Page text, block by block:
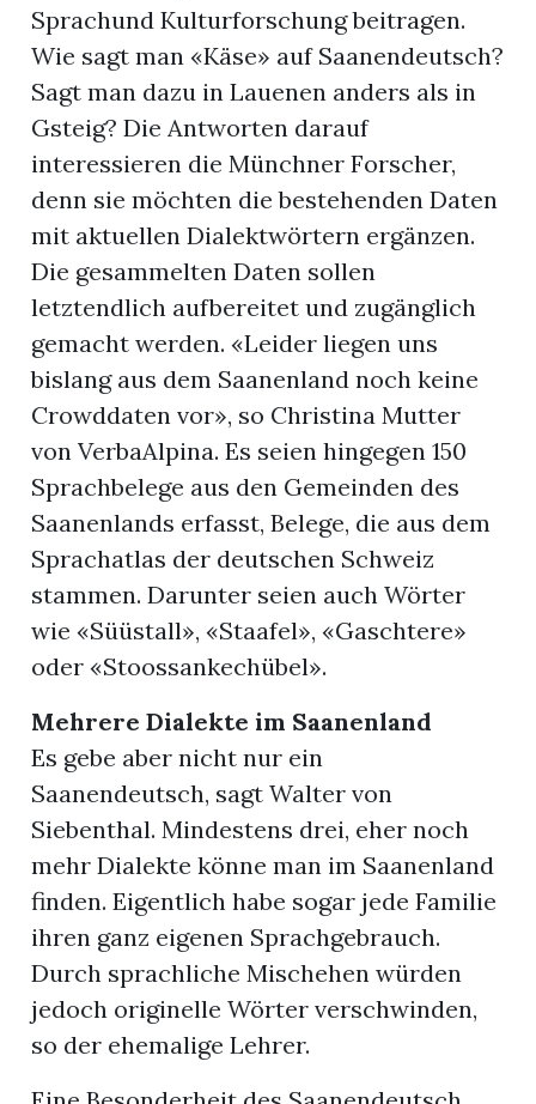
Sprachund Kulturforschung beitragen.
Wie sagt man «Käse» auf Saanendeutsch?
Sagt man dazu in Lauenen anders als in
Gsteig? Die Antworten darauf
interessieren die Münchner Forscher,
denn sie möchten die bestehenden Daten
mit aktuellen Dialektwörtern ergänzen.
Die gesammelten Daten sollen
letztendlich aufbereitet und zugänglich
gemacht werden. «Leider liegen uns
bislang aus dem Saanenland noch keine
Crowddaten vor», so Christina Mutter
von VerbaAlpina. Es seien hingegen 150
Sprachbelege aus den Gemeinden des
Saanenlands erfasst, Belege, die aus dem
Sprachatlas der deutschen Schweiz
stammen. Darunter seien auch Wörter
wie «Süüstall», «Staafel», «Gaschtere»
oder «Stoossankechübel».
Mehrere Dialekte im Saanenland
Es gebe aber nicht nur ein
Saanendeutsch, sagt Walter von
Siebenthal. Mindestens drei, eher noch
mehr Dialekte könne man im Saanenland
finden. Eigentlich habe sogar jede Familie
ihren ganz eigenen Sprachgebrauch.
Durch sprachliche Mischehen würden
jedoch originelle Wörter verschwinden,
so der ehemalige Lehrer.